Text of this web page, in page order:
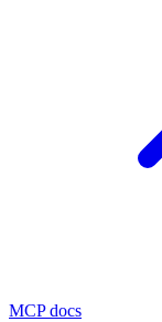
MCP docs